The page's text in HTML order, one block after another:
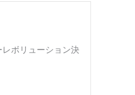
ボリューション決